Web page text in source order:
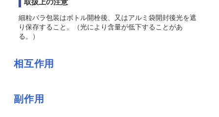
取扱上の注意
細粒バラ包装はボトル開栓後、又はアルミ袋開封後光を遮
り保存すること。（光により含量が低下することがあ
る。）
相互作用
副作用